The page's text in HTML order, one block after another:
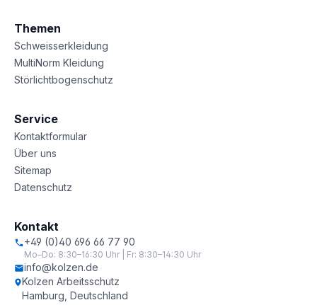
Themen
Schweisserkleidung
MultiNorm Kleidung
Störlichtbogenschutz
Service
Kontaktformular
Über uns
Sitemap
Datenschutz
Kontakt
+49 (0)40 696 66 77 90
Mo–Do: 8:30–16:30 Uhr | Fr: 8:30–14:30 Uhr
info@kolzen.de
Kolzen Arbeitsschutz
Hamburg, Deutschland